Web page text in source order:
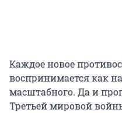
Каждое новое
воспринимается как
масштабного. Да и
Третьей мировой